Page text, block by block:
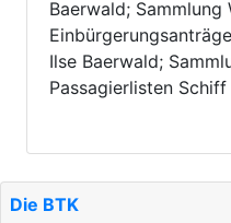
Baerwald; Sammlung
Ilse Baerwald;
Passagierlisten
Die BTK